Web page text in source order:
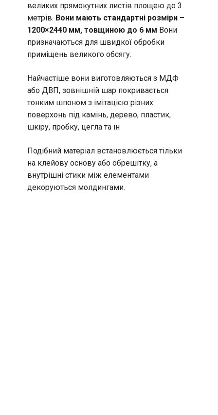
великих прямокутних листів площею до 3
метрів. Вони мають стандартні розміри –
1200×2440 мм, товщиною до 6 мм Вони
призначаються для швидкої обробки
приміщень великого обсягу.
Найчастіше вони виготовляються з МДФ
або ДВП, зовнішній шар покривається
тонким шпоном з імітацією різних
поверхонь під камінь, дерево, пластик,
шкіру, пробку, цегла та ін
Подібний матеріал встановлюється тільки
на клейову основу або обрешітку, а
внутрішні стики між елементами
декоруються молдингами.